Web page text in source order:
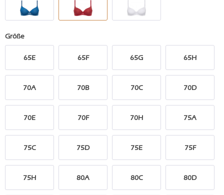
Größe
65E 65F 65G 65H
70A 70B 70C 70D
70E 70F 70H 75A
75C 75D 75E 75F
75H 80A 80C 80D